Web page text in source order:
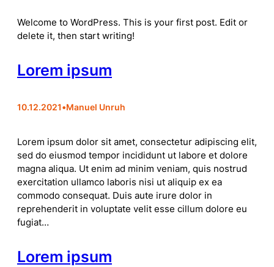
Welcome to WordPress. This is your first post. Edit or
delete it, then start writing!
Lorem ipsum
10.12.2021•Manuel Unruh
Lorem ipsum dolor sit amet, consectetur adipiscing elit,
sed do eiusmod tempor incididunt ut labore et dolore
magna aliqua. Ut enim ad minim veniam, quis nostrud
exercitation ullamco laboris nisi ut aliquip ex ea
commodo consequat. Duis aute irure dolor in
reprehenderit in voluptate velit esse cillum dolore eu
fugiat…
Lorem ipsum